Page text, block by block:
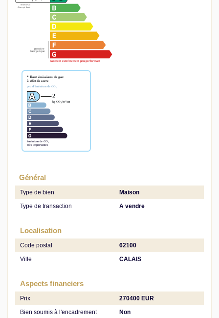
Général
Type de bien
Maison
Type de transaction
A vendre
Localisation
Code postal
62100
Ville
CALAIS
Aspects financiers
Prix
270400 EUR
Bien soumis à l'encadrement
Non